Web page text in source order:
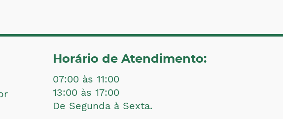
Horário de Atendimento:
07:00 às 11:00
13:00 às 17:00
De Segunda à Sexta.